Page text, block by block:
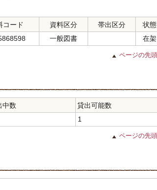
コード 資料区分 帯出区分
状態
一般図書 在架
ページの先
中数
貸出可能数
1
ページの先